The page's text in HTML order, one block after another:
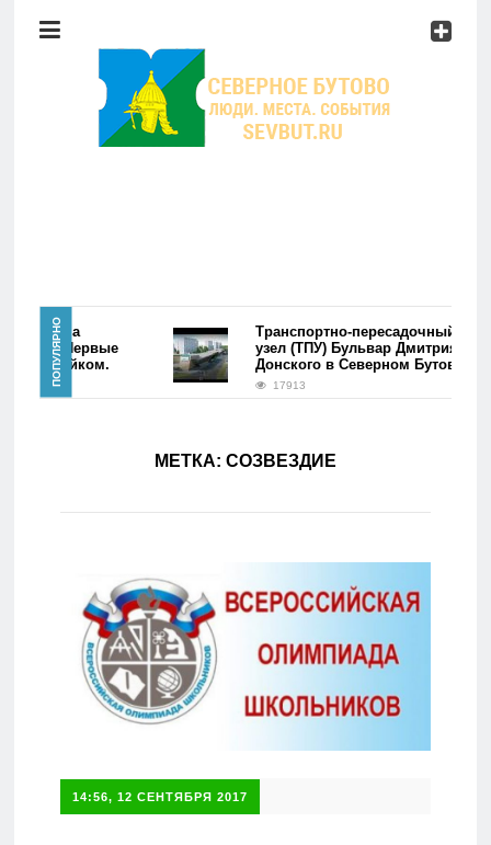
Район
Мероприятия
Главная
Новости
ПОПУЛЯРНО
района
Первые
фэйком.
Транспортно-пересадочный
узел (ТПУ) Бульвар Дмитрия
Донского в Северном Бутово
17913
МЕТКА: СОЗВЕЗДИЕ
14:56, 12 СЕНТЯБРЯ 2017